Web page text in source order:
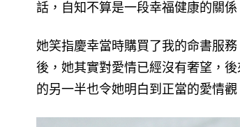
話，自知不算是一段幸福健康的關係
她笑指慶幸當時購買了我的命書服
後，她其實對愛情已經沒有奢望，
的另一半也令她明白到正當的愛情